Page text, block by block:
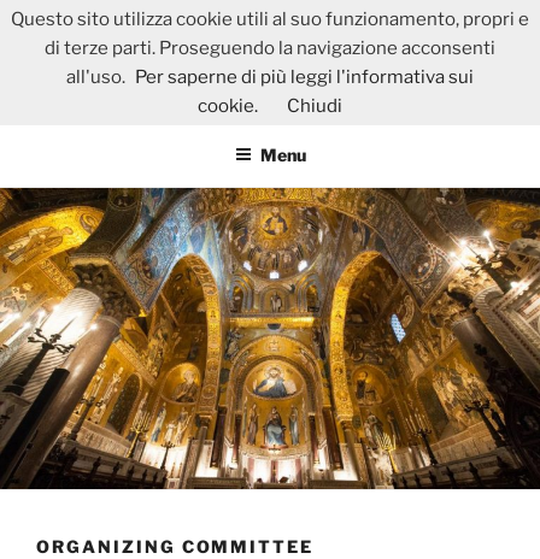
Salta
contenuto
MAY 29 – JUN 1, 2019
Perinatal Origins of Neuropsychiatric Disorders: from
Molecular Mechanisms to Therapeutic Perspectives
Menu
ORGANIZING COMMITTEE
Questo sito utilizza cookie utili al suo funzionamento, propri e
di terze parti. Proseguendo la navigazione acconsenti
all'uso. Per saperne di più leggi l'informativa sui
cookie.
Chiudi